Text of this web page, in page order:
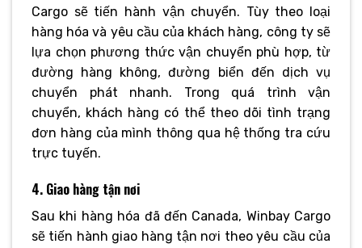
Cargo sẽ tiến hành vận chuyển. Tùy theo loại
hàng hóa và yêu cầu của khách hàng, công ty sẽ
lựa chọn phương thức vận chuyển phù hợp, từ
đường hàng không, đường biển đến dịch vụ
chuyển phát nhanh. Trong quá trình vận
chuyển, khách hàng có thể theo dõi tình trạng
đơn hàng của mình thông qua hệ thống tra cứu
trực tuyến.
4. Giao hàng tận nơi
Sau khi hàng hóa đã đến Canada, Winbay Cargo
sẽ tiến hành giao hàng tận nơi theo yêu cầu của